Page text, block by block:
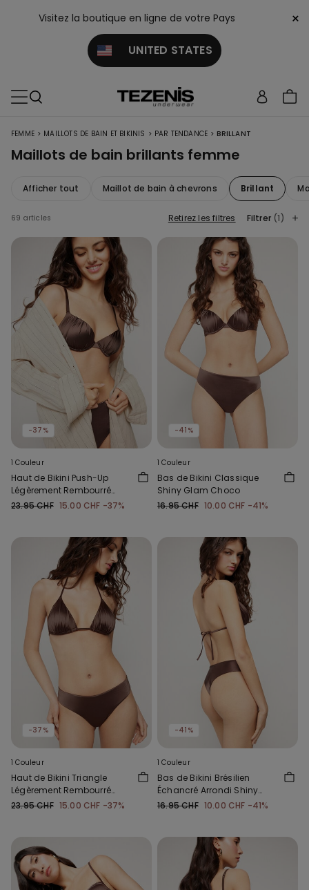
Visitez la boutique en ligne de votre Pays
UNITED STATES
×
FEMME > MAILLOTS DE BAIN ET BIKINIS > PAR TENDANCE > BRILLANT
Maillots de bain brillants femme
Afficher tout Maillot de bain à chevrons Brillant
69 articles Retirez les filtres Filtrer (1)
-37%
1 Couleur
Haut de Bikini Push-Up
Légèrement Rembourré
Shiny Glam Choco
23.95 CHF 15.00 CHF -37%
-41%
1 Couleur
Bas de Bikini Classique
Shiny Glam Choco
16.95 CHF 10.00 CHF -41%
-37%
1 Couleur
Haut de Bikini Triangle
Légèrement Rembourré
Shiny Glam Choco
23.95 CHF 15.00 CHF -37%
-41%
1 Couleur
Bas de Bikini Brésilien
Échancré Arrondi Shiny
Glam Choco
16.95 CHF 10.00 CHF -41%